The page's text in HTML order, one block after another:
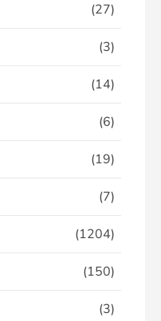
(27)
(3)
(14)
(6)
(19)
(7)
(1204)
(150)
(3)